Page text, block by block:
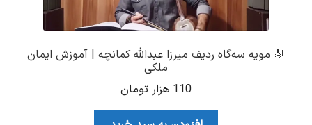
🎻 مویه سه‌گاه ردیف میرزا عبدالله کمانچه | آموزش ایمان
ملکی
110 هزار تومان